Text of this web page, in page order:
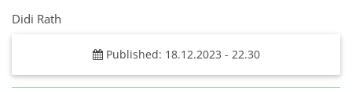
Didi Rath
Published: 18.12.2023 - 22.30